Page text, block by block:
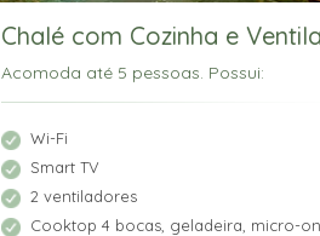
Chalé com Cozinha e
Acomoda até 5 pessoas. Possui:
Wi-Fi
Smart TV
2 ventiladores
Cooktop 4 bocas, geladeira, micro-